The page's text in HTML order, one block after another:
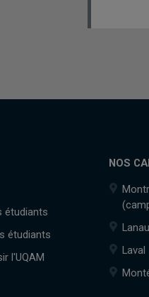
étudiants
étudiants
l'UQAM
NOS
Laval